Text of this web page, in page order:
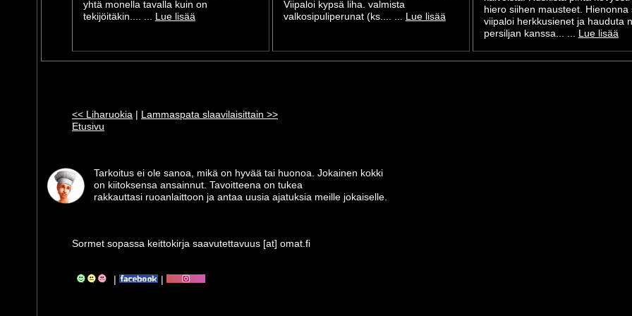
yhtä monella tavalla kuin on
tekijöitäkin.... ... Lue lisää
Viipaloi kypsä liha. valmista
valkosipuliperunat (ks.... ... Lue lisää
hiero siihen mausteet. Hienonna
viipaloi herkkusienet ja hauduta
persiljan kanssa... ... Lue lisää
<< Liharuokia
Lammaspata slaavilaisittain >>
Etusivu
Tarkoitus ei ole sanoa, mikä on hyvää tai huonoa. Jokainen kokki
on kiitoksensa ansainnut. Tavoitteena on tukea
rakkauttasi ruoanlaittoon ja antaa uusia ajatuksia meille jokaiselle.
Sormet sopassa keittokirja saavutettavuus [at] omat.fi
|